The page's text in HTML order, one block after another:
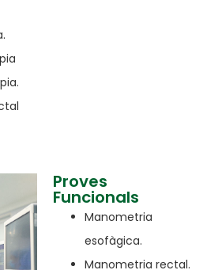
Proves
Funcionals
Manometria
esofàgica.
Manometria rectal.